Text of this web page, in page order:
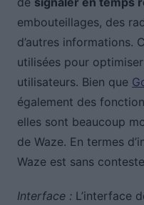
embouteillages, des
d’autres informations.
utilisées pour
utilisateurs. Bien que
également des
elles sont beaucoup
de Waze. En termes
Waze est sans
Interface :L’interface